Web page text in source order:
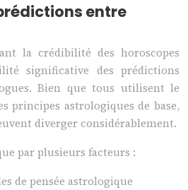
entre
la crédibilité des horoscopes
significative des prédictions
Bien que tous utilisent le
principes astrologiques de base,
diverger considérablement.
par plusieurs facteurs :
de pensée astrologique